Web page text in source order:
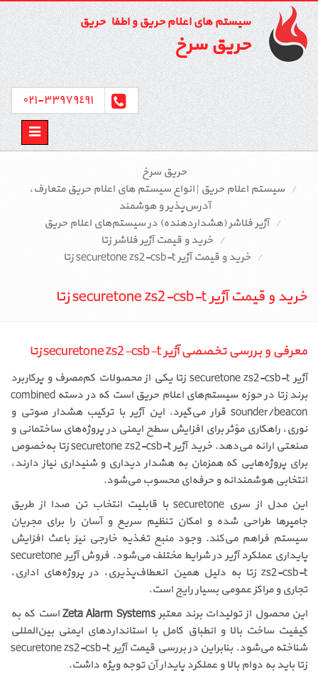
سیستم های اعلام حریق و اطفاء حریق
حریق سرخ
٣٣٩٧٩٤٩١-٠٢١
Toggle
حریق سرخ
سیستم اعلام حریق | انواع سیستم‌ های اعلام حریق متعارف،
آدرس‌پذیر و هوشمند
آژیر فلاشر (هشداردهنده) در سیستم‌های اعلام حریق
خرید و قیمت آژیر فلاشر زتا
خرید و قیمت آژیر securetone zs2-csb-t زتا
خرید و قیمت آژیر securetone zs2-csb-t زتا
معرفی و بررسی تخصصی آژیر securetone zs2-csb-t زتا
آژیر securetone zs2-csb-t زتا یکی از محصولات کم‌مصرف و پرکاربرد
برند زتا در حوزه سیستم‌های اعلام حریق است که در دسته combined
sounder/beacon قرار می‌گیرد. این آژیر با ترکیب هشدار صوتی و
نوری، راهکاری مؤثر برای افزایش سطح ایمنی در پروژه‌های ساختمانی و
صنعتی ارائه می‌دهد. خرید آژیر securetone zs2-csb-t زتا به‌خصوص
برای پروژه‌هایی که همزمان به هشدار دیداری و شنیداری نیاز دارند،
انتخابی هوشمندانه و حرفه‌ای محسوب می‌شود.
این مدل از سری securetone با قابلیت انتخاب تن صدا از طریق
جامپرها طراحی شده و امکان تنظیم سریع و آسان را برای مجریان
سیستم فراهم می‌کند. وجود منبع تغذیه خارجی نیز باعث افزایش
پایداری عملکرد آژیر در شرایط مختلف می‌شود. فروش آژیر securetone
zs2-csb-t زتا به دلیل همین انعطاف‌پذیری، در پروژه‌های اداری،
تجاری و مراکز عمومی بسیار رایج است.
این محصول از تولیدات برند معتبرZeta Alarm Systemsاست که به
کیفیت ساخت بالا و انطباق کامل با استانداردهای ایمنی بین‌المللی
شناخته می‌شود. بنابراین در بررسی قیمت آژیر securetone zs2-csb-t
زتا باید به دوام بالا و عملکرد پایدار آن توجه ویژه داشت.